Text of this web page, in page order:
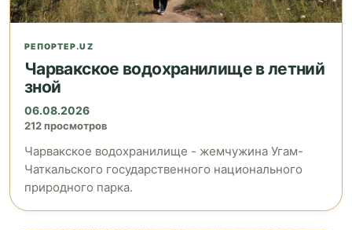
РЕПОРТЕР.UZ
Чарвакское водохранилище в летний
зной
06.08.2026
212 просмотров
Чарвакское водохранилище - жемчужина Угам-
Чаткальского государственного национального
природного парка.